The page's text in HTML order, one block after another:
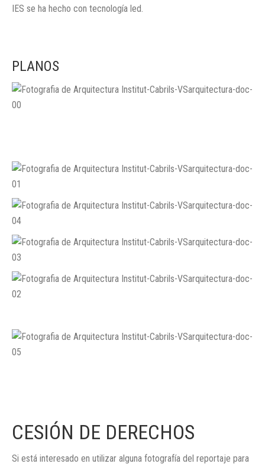
IES se ha hecho con tecnología led.
PLANOS
CESIÓN DE DERECHOS
Si está interesado en utilizar alguna fotografía del reportaje para